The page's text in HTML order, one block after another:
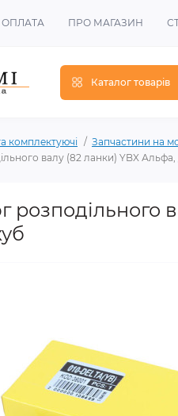
ОПЛАТА ПРО МАГАЗИН
Каталог товарів
комплектуючі Запчастини на
валу (82 ланки) YBX
розподільного